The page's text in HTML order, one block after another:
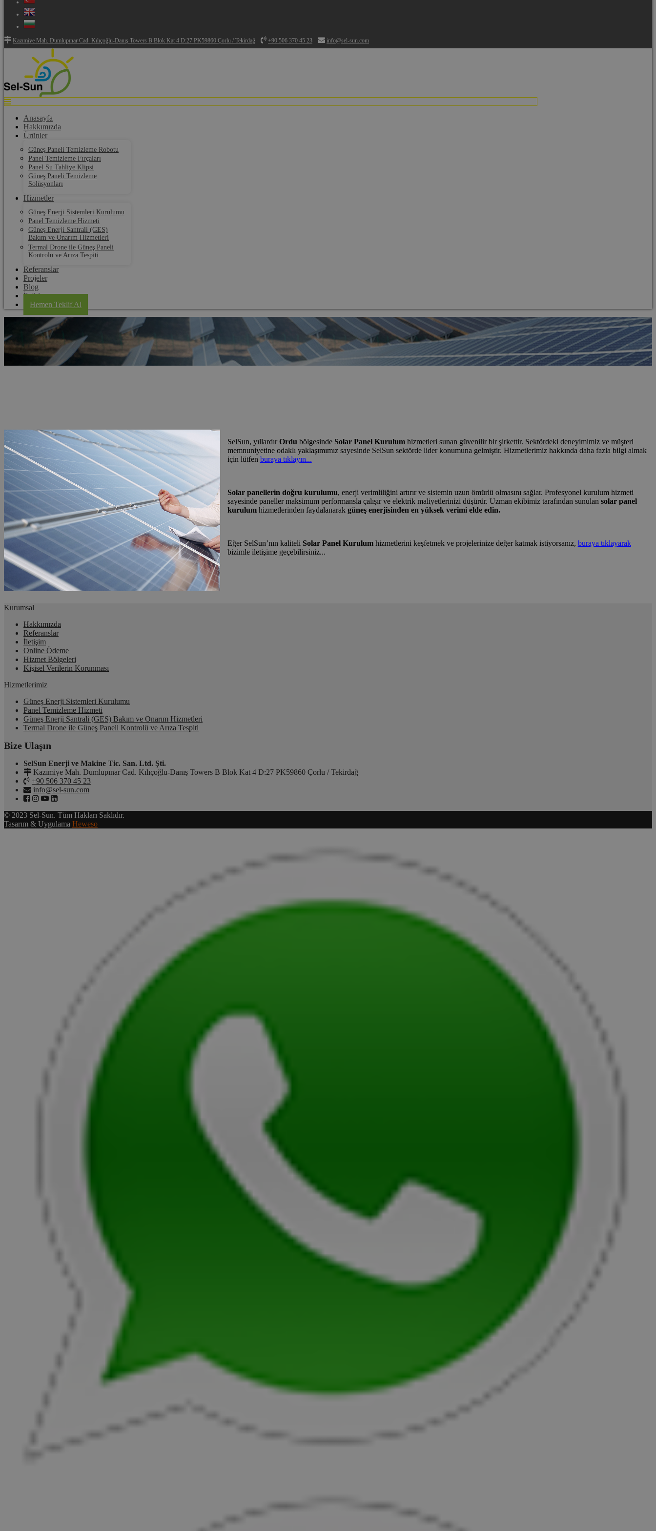
Kazımiye Mah. Dumlupınar Cad. Kılıçoğlu-Danış Towers B Blok Kat 4 D:27 PK59860 Çorlu / Tekirdağ +90 506 370 45 23 info@sel-sun.com
Anasayfa
Hakkımızda
Ürünler
Güneş Paneli Temizleme Robotu
Panel Temizleme Fırçaları
Panel Su Tahliye Klipsi
Güneş Paneli Temizleme
Solüsyonları
Hizmetler
Güneş Enerji Sistemleri Kurulumu
Panel Temizleme Hizmeti
Güneş Enerji Santrali (GES)
Bakım ve Onarım Hizmetleri
Termal Drone ile Güneş Paneli
Kontrolü ve Arıza Tespiti
Referanslar
Projeler
Blog
İletişim
Hemen Teklif Al
SelSun, yıllardırOrdu bölgesinde Solar Panel Kurulumhizmetleri sunan güvenilir bir şirkettir. Sektördeki deneyimimiz ve müşteri
memnuniyetine odaklı yaklaşımımız sayesinde SelSun sektörde lider konumuna gelmiştir. Hizmetlerimiz hakkında daha fazla bilgi almak
için lütfen buraya tıklayın...
Solar panellerin doğru kurulumu, enerji verimliliğini artırır ve sistemin uzun ömürlü olmasını sağlar. Profesyonel kurulum hizmeti
sayesinde paneller maksimum performansla çalışır ve elektrik maliyetlerinizi düşürür. Uzman ekibimiz tarafından sunulan solar panel
kurulumhizmetlerinden faydalanarak güneş enerjisinden en yüksek verimi elde edin.
Eğer SelSun’nın kaliteli Solar Panel Kurulumhizmetlerini keşfetmek ve projelerinize değer katmak istiyorsanız, buraya tıklayarak
bizimle iletişime geçebilirsiniz...
Kurumsal
Hakkımızda
Referanslar
İletişim
Online Ödeme
Hizmet Bölgeleri
Kişisel Verilerin Korunması
Hizmetlerimiz
Güneş Enerji Sistemleri Kurulumu
Panel Temizleme Hizmeti
Güneş Enerji Santrali (GES) Bakım ve Onarım Hizmetleri
Termal Drone ile Güneş Paneli Kontrolü ve Arıza Tespiti
Bize Ulaşın
SelSun Enerji ve Makine Tic. San. Ltd. Şti.
Kazımiye Mah. Dumlupınar Cad. Kılıçoğlu-Danış Towers B Blok Kat 4 D:27 PK59860 Çorlu / Tekirdağ
+90 506 370 45 23
info@sel-sun.com
© 2023 Sel-Sun. Tüm Hakları Saklıdır.
Tasarım & Uygulama Heweso